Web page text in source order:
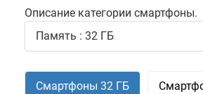
Описание категории смартфоны.
Память : 32 ГБ
Смартфоны 32 ГБ